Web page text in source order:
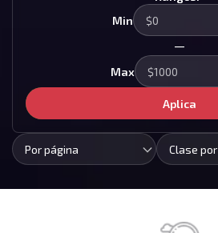
Min
—
Max
Aplica
Por página Clase por